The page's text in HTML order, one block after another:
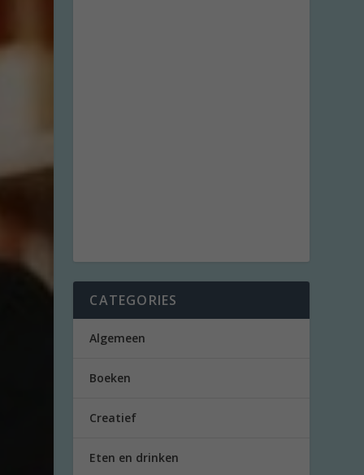
CATEGORIES
Algemeen
Boeken
Creatief
Eten en drinken